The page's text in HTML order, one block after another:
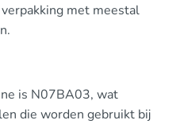
met meestal
is N07BA03, wat
die worden gebruikt bij